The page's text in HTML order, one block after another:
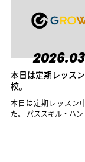
本日は定期レッス
校。
本日は定期レッスン
た。 パススキル・ハ